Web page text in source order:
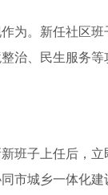
。新任社区班
治、民生服务
子上任后，立
市城乡一体化